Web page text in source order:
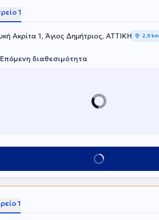
1
Ακρίτα 1, Άγιος Δημήτριος, ΑΤΤΙΚΗ 2,9 km
Επόμενη διαθεσιμότητα
Κλείσε ραντεβού
1